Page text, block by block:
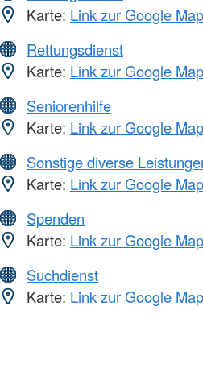
Karte: Link zur Google
Rettungsdienst
Karte: Link zur Google
Seniorenhilfe
Karte: Link zur Google
Sonstige diverse
Karte: Link zur Google
Spenden
Karte: Link zur Google
Suchdienst
Karte: Link zur Google